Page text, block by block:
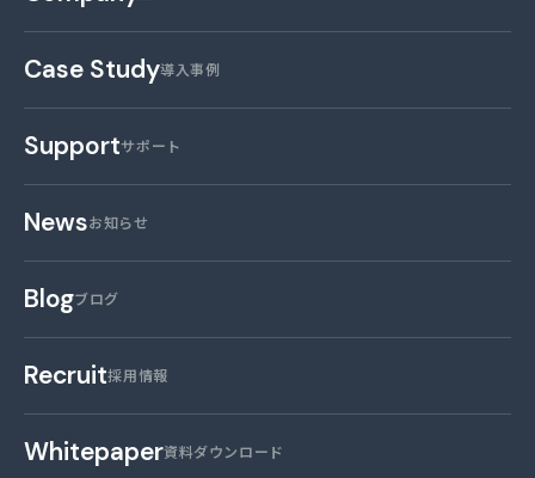
Case Study導入事例
Supportサポート
Newsお知らせ
Blogブログ
Recruit採用情報
Whitepaper資料ダウンロード